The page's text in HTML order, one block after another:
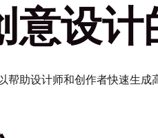
意设
助设计师和创作者快速生成